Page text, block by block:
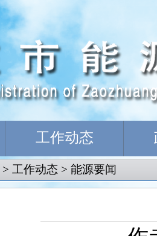
工作动态
> 工作动态 > 能源要闻